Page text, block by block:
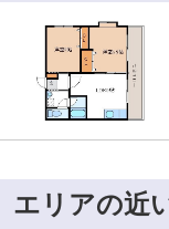
エリアの近